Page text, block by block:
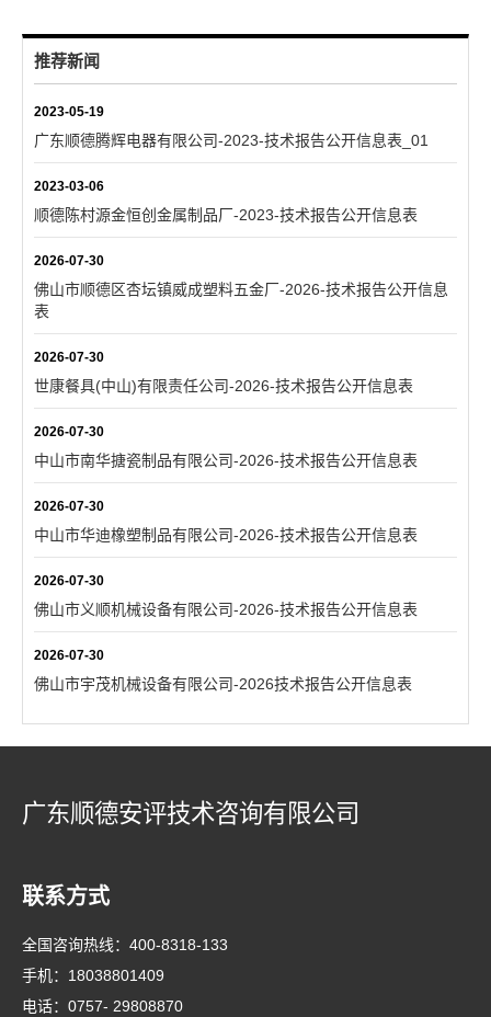
推荐新闻
2023-05-19
广东顺德腾辉电器有限公司-2023-技术报告公开信息表_01
2023-03-06
顺德陈村源金恒创金属制品厂-2023-技术报告公开信息表
2026-07-30
佛山市顺德区杏坛镇威成塑料五金厂-2026-技术报告公开信息
表
2026-07-30
世康餐具(中山)有限责任公司-2026-技术报告公开信息表
2026-07-30
中山市南华搪瓷制品有限公司-2026-技术报告公开信息表
2026-07-30
中山市华迪橡塑制品有限公司-2026-技术报告公开信息表
2026-07-30
佛山市义顺机械设备有限公司-2026-技术报告公开信息表
2026-07-30
佛山市宇茂机械设备有限公司-2026技术报告公开信息表
广东顺德安评技术咨询有限公司
联系方式
全国咨询热线： 400-8318-133
手机： 18038801409
电话： 0757- 29808870